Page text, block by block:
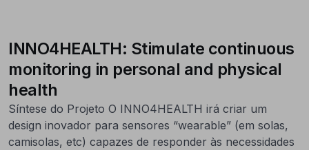
INNO4HEALTH: Stimulate continuous
monitoring in personal and physical
health
Síntese do Projeto O INNO4HEALTH irá criar um
design inovador para sensores “wearable” (em solas,
camisolas, etc) capazes de responder às necessidades